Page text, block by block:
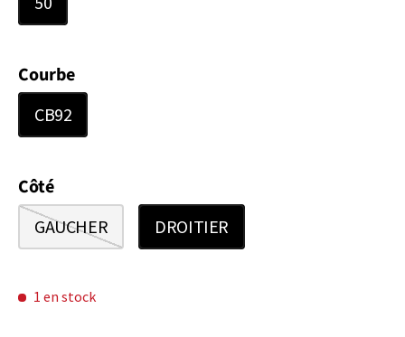
Courbe
CB92
Côté
GAUCHER DROITIER
1 en stock